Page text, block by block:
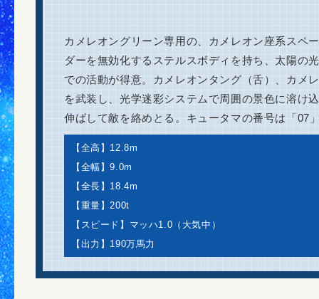
カメレオングリーン専用の、カメレオン座系スペ
ダーを無効化するステルスボディを持ち、太陽の
での活動が得意。カメレオンタング（舌）、カメ
を武装し、光学迷彩システムで周囲の景色に溶け
伸ばして敵を絡めとる。キュータマの番号は「07
【全高】12.8m
【全幅】9.0m
【全長】18.4m
【重量】200t
【スピード】マッハ1.0（大気中）
【出力】190万馬力